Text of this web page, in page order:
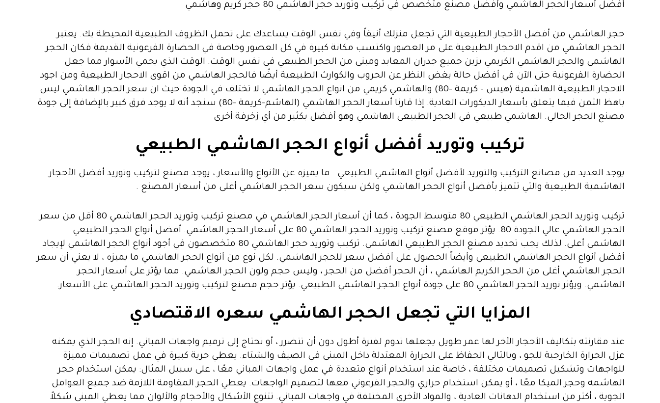
أفضل أسعار الحجر الهاشمي وأفضل مصنع متخصص في تركيب وتوريد حجر الهاشمي 80 حجر كريم وهاشمي
حجر الهاشمي من أفضل الأحجار الطبيعية التي تجعل منزلك أنيقاً وفي نفس الوقت يساعدك على تحمل الظروف الطبيعية المحيطة بك. يعتبر
الحجر الهاشمي من اقدم الاحجار الطبيعية على مر العصور واكتسب مكانة كبيرة في كل العصور وخاصة في الحضارة الفرعونية القديمة فكان الحجر
الهاشمي والحجر الهاشمي الكريمي يزين جميع جدران المعابد ومبنى من الحجر الطبيعي في نفس الوقت. الوقت الذي يحمي الأسوار مما جعل
الحضارة الفرعونية حتى الآن في أفضل حالة بغض النظر عن الحروب والكوارث الطبيعية أيضًا فالحجر الهاشمي من اقوى الاحجار الطبيعية ومن اجود
الاحجار الطبيعية الهاشمية (هيس – كريمة -80) والهاشمي كريمي من انواع الحجر الهاشمي لا تختلف في الجودة حيث ان سعر الحجر الهاشمي ليس
باهظ الثمن فيما يتعلق بأسعار الديكورات العادية. إذا قارنا أسعار الحجر الهاشمي (الهاشم-كريمة -80) سنجد أنه لا يوجد فرق كبير بالإضافة إلى جودة
مصنع الحجر الحالي. الهاشمي طبيعي في الحجر الطبيعي الهاشمي وهو أفضل بكثير من أي زخرفة أخرى
تركيب وتوريد أفضل أنواع الحجر الهاشمي الطبيعي
يوجد العديد من مصانع التركيب والتوريد لأفضل أنواع الهاشمي الطبيعي . ما يميزه عن الأنواع والأسعار ، يوجد مصنع لتركيب وتوريد أفضل الأحجار
الهاشمية الطبيعية والتي تتميز بأفضل أنواع الحجر الهاشمي ولكن سيكون سعر الحجر الهاشمي أغلى من أسعار المصنع .
تركيب وتوريد الحجر الهاشمي الطبيعي 80 متوسط الجودة ، كما أن أسعار الحجر الهاشمي في مصنع تركيب وتوريد الحجر الهاشمي 80 أقل من سعر
الحجر الهاشمي عالي الجودة 80. يؤثر موقع مصنع تركيب وتوريد الحجر الهاشمي 80 على أسعار الحجر الهاشمي. أفضل أنواع الحجر الطبيعي
الهاشمي أعلى. لذلك يجب تحديد مصنع الحجر الطبيعي الهاشمي. تركيب وتوريد حجر الهاشمي 80 متخصصون في أجود أنواع الحجر الهاشمي لإيجاد
أفضل أنواع الحجر الهاشمي الطبيعي وأيضاً الحصول على أفضل سعر للحجر الهاشمي. لكل نوع من أنواع الحجر الهاشمي ما يميزه ، لا يعني أن سعر
الحجر الهاشمي أغلى من الحجر الكريم الهاشمي ، أن الحجر أفضل من الحجر ، وليس حجم ولون الحجر الهاشمي. مما يؤثر على أسعار الحجر
الهاشمي. ويؤثر توريد الحجر الهاشمي 80 على جودة أنواع الحجر الهاشمي الطبيعي. يؤثر حجم مصنع لتركيب وتوريد الحجر الهاشمي على الأسعار.
المزايا التي تجعل الحجر الهاشمي سعره الاقتصادي
عند مقارنته بتكاليف الأحجار الأخر لها عمر طويل يجعلها تدوم لفترة أطول دون أن تتضرر ، أو تحتاج إلى ترميم واجهات المباني. إنه الحجر الذي يمكنه
عزل الحرارة الخارجية للجو ، وبالتالي الحفاظ على الحرارة المعتدلة داخل المبنى في الصيف والشتاء. يعطي حرية كبيرة في عمل تصميمات مميزة
للواجهات وتشكيل تصميمات مختلفة ، خاصة عند استخدام أنواع متعددة في عمل واجهات المباني معًا ، على سبيل المثال: يمكن استخدام حجر
الهاشمه وحجر الميكا معًا ، أو يمكن استخدام حراري والحجر الفرعوني معها لتصميم الواجهات. يعطي الحجر المقاومة اللازمة ضد جميع العوامل
الجوية ، أكثر من استخدام الدهانات العادية ، والمواد الأخرى المختلفة في واجهات المباني. تتنوع الأشكال والأحجام والألوان مما يعطي المبنى شكلاً